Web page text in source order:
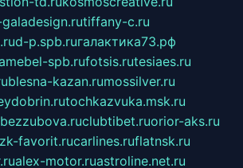
tiffany-c.ru
d-p.spb.ruгалактика73.рф
spb.rufotsis.rutesiaes.ru
blesna-kazan.rumossilver.ru
tochkazvuka.msk.ru
bezzubova.ruclubtibet.ruorior-aks.ru
favorit.rucarlines.ruflatnsk.ru
alex-motor.ruastroline.net.ru